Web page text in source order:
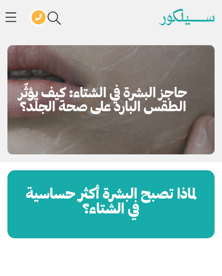
حاجز البشرة في الشتاء: كيف يؤثّر
الطقس البارد على صحة الجلد؟
لماذا تصبح البشرة أكثر حساسية
في الشتاء؟